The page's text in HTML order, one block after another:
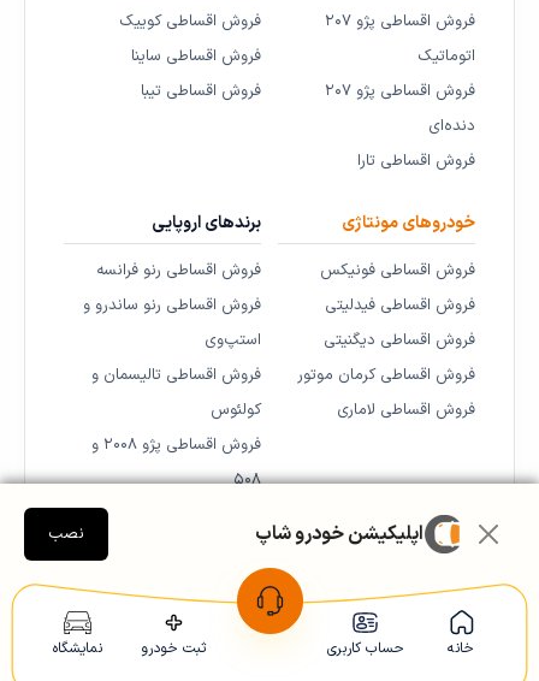
خانه حساب کاربری ثبت خودرو نمایشگاه
فروش اقساطی پژو ۲۰۷
اتوماتیک
فروش اقساطی پژو ۲۰۷
دنده‌ای
فروش اقساطی تارا
فروش اقساطی کوییک
فروش اقساطی ساینا
فروش اقساطی تیبا
خودروهای مونتاژی
فروش اقساطی فونیکس
فروش اقساطی فیدلیتی
فروش اقساطی دیگنیتی
فروش اقساطی کرمان موتور
فروش اقساطی لاماری
برندهای اروپایی
فروش اقساطی رنو فرانسه
فروش اقساطی رنو ساندرو و
استپ‌وی
فروش اقساطی تالیسمان و
کولئوس
فروش اقساطی پژو ۲۰۰۸ و
۵۰۸
اپلیکیشن خودرو شاپ نصب